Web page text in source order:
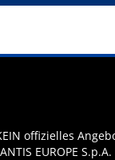
offizielles
EUROPE S.p.A.